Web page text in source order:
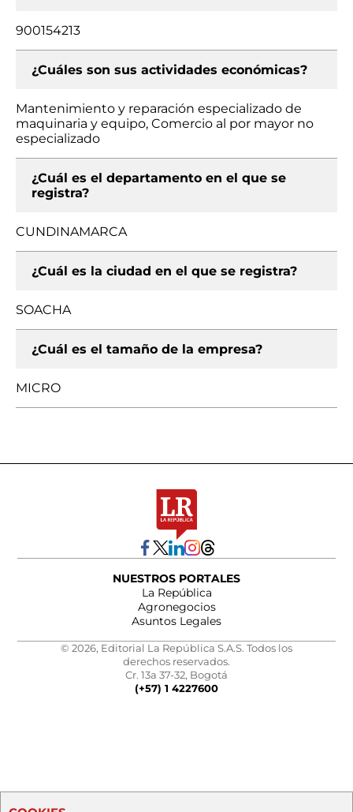
900154213
¿Cuáles son sus actividades económicas?
Mantenimiento y reparación especializado de
maquinaria y equipo, Comercio al por mayor no
especializado
¿Cuál es el departamento en el que se
registra?
CUNDINAMARCA
¿Cuál es la ciudad en el que se registra?
SOACHA
¿Cuál es el tamaño de la empresa?
MICRO
NUESTROS PORTALES
La República
Agronegocios
Asuntos Legales
© 2026, Editorial La República S.A.S. Todos los
derechos reservados.
Cr. 13a 37-32, Bogotá
(+57) 1 4227600